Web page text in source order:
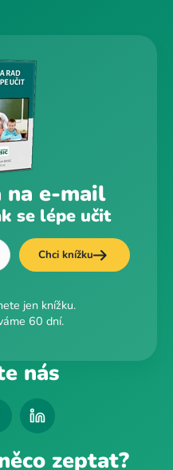
na e-mail
se lépe učit
Chci knížku
jen knížku.
60 dní.
nás
zeptat?